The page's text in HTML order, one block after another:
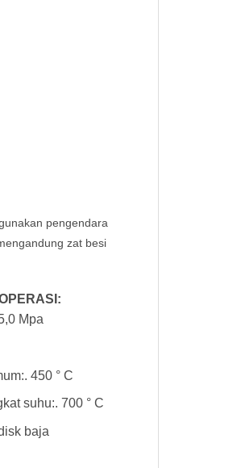
pengendara
zat besi
Mpa
450 ° C
suhu:. 700 ° C
baja